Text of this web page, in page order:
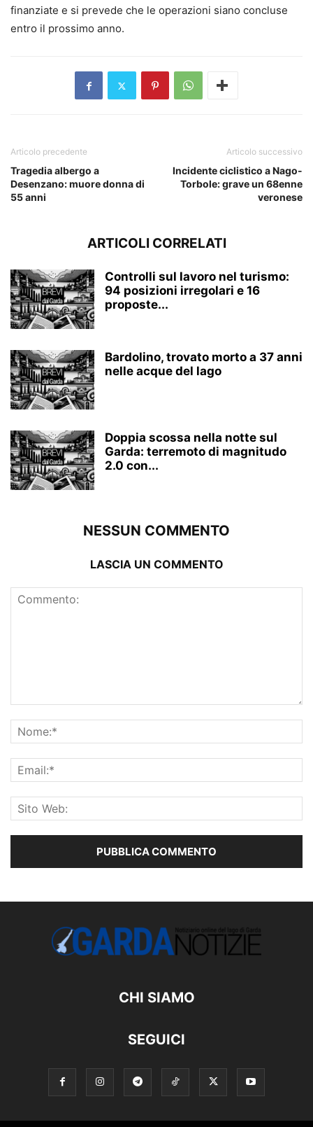
finanziate e si prevede che le operazioni siano concluse
entro il prossimo anno.
Articolo precedente
Tragedia albergo a
Desenzano: muore donna di
55 anni
Articolo successivo
Incidente ciclistico a Nago-
Torbole: grave un 68enne
veronese
ARTICOLI CORRELATI
Controlli sul lavoro nel turismo:
94 posizioni irregolari e 16
proposte...
Bardolino, trovato morto a 37 anni
nelle acque del lago
Doppia scossa nella notte sul
Garda: terremoto di magnitudo
2.0 con...
NESSUN COMMENTO
LASCIA UN COMMENTO
CHI SIAMO
SEGUICI